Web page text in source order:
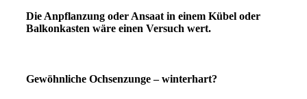
Die Anpflanzung oder Ansaat in einem Kübel oder
Balkonkasten wäre einen Versuch wert.
Gewöhnliche Ochsenzunge–winterhart?